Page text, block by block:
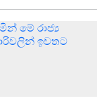
මේ රාජ්‍ය
ඉවතට